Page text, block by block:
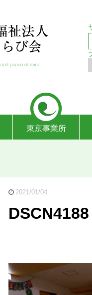
東京事業所
2021/01/04
DSCN4188